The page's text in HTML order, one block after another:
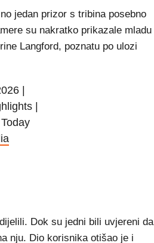
jedan prizor s tribina posebno
su nakratko prikazale mladu
Langford, poznatu po ulozi
|
|
Dok su jedni bili uvjereni da
nju. Dio korisnika otišao je i